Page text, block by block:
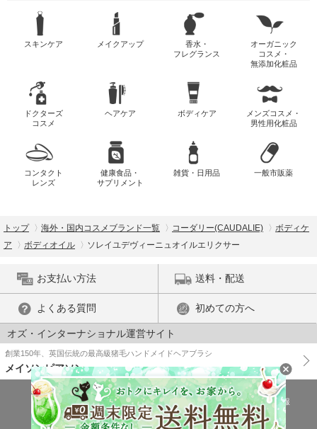
スキンケア メイクアップ
香水・
フレグランス
オーガニック
コスメ・
無添加化粧品
ドクターズ
コスメ
ヘアケア ボディケア
メンズコスメ・
男性用化粧品
コンタクト
レンズ
健康食品・
サプリメント
雑貨・日用品 一般市販薬
トップ 海外・国内コスメブランド一覧 コーダリー(CAUDALIE)
ボディケ
ア
ボディオイル ソレイユデヴィーニュオイルエリクサー
お支払い方法 送料・配送
よくある質問 初めての方へ
オズ・インターナショナル運営サイト
創業150年、英国伝統の最高級猪毛ハンドメイドヘアブラシ
メイソンピアソン
特商法に基づく表示 プライバシーポリシー
医薬品販売許可証の情報
ご利用規約
PC版で表示